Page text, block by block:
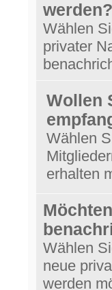
werden?
Wählen
privater
Wollen
Wählen
erhalten
Wählen
neue
werden